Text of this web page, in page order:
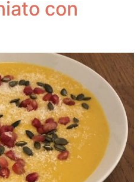
con